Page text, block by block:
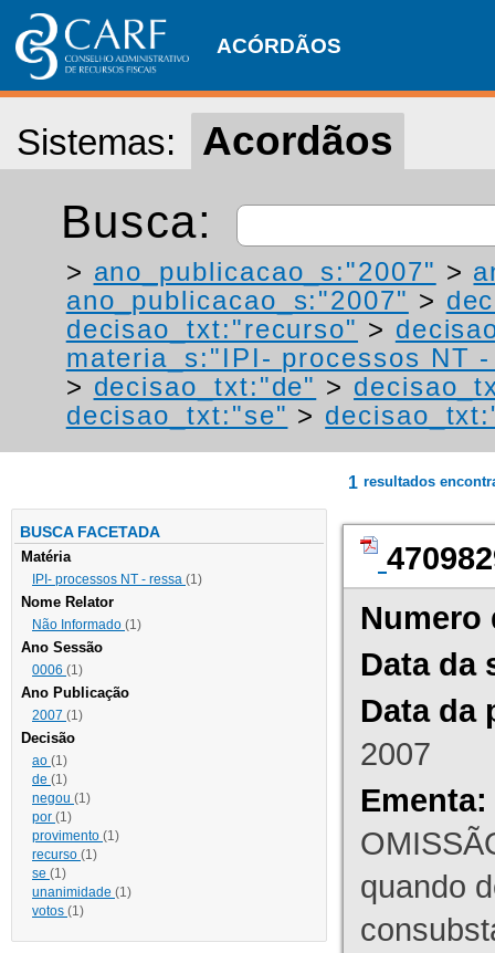
ACÓRDÃOS
Sistemas: Acordãos
Busca:
> ano_publicacao_s:"2007" >
ano_publicacao_s:"2007" >
decisao_txt:"recurso" >
materia_s:"IPI- processos NT
> decisao_txt:"de" >
decisao_txt:"se" >
BUSCA FACETADA
Matéria
IPI- processos NT - ressa (1)
Nome Relator
Não Informado (1)
Ano Sessão
0006 (1)
Ano Publicação
2007 (1)
Decisão
ao (1)
de (1)
negou (1)
por (1)
provimento (1)
recurso (1)
se (1)
unanimidade (1)
votos (1)
1 resultados
Numero
Data da
Data da
2007
Ementa:
quando